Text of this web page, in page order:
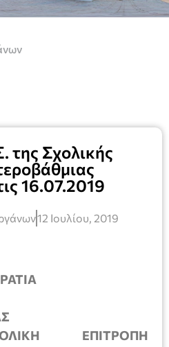
της Σχολικής
16.07.2019
12 Ιουλίου, 2019
ΕΠΙΤΡΟΠΗ